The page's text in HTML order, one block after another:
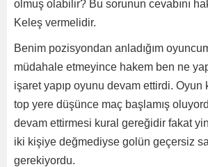
olmuş olabilir? Bu sorunun cevabını
Keleş vermelidir.
Benim pozisyondan anladığım
müdahale etmeyince hakem ben ne
işaret yapıp oyunu devam ettirdi. Oyun
top yere düşünce maç başlamış
devam ettirmesi kural gereğidir fakat
iki kişiye değmediyse golün geçersiz
gerekiyordu.